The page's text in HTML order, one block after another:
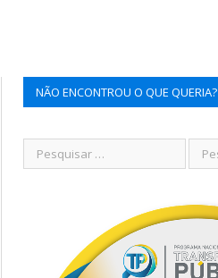
NÃO ENCONTROU O QUE QUERIA?